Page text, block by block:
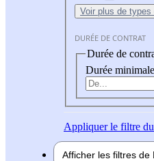
Voir plus de types
DURÉE DE CONTRAT
Durée de
Durée
Appliquerle filtre du
Afficher les filtres de